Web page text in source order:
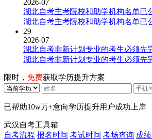
2026-07
湖北自考主考院校和助学机构名单已
湖北自考主考院校和助学机构名单已
29
2026-07
湖北自考非新计划专业的考生必须先
湖北自考非新计划专业的考生必须先
限时， 免费获取学历提升方案
已帮助10w万+意向学历提升用户成功上岸
武汉自考工具箱
自考流程 报名时间 考试时间 考场查询 成